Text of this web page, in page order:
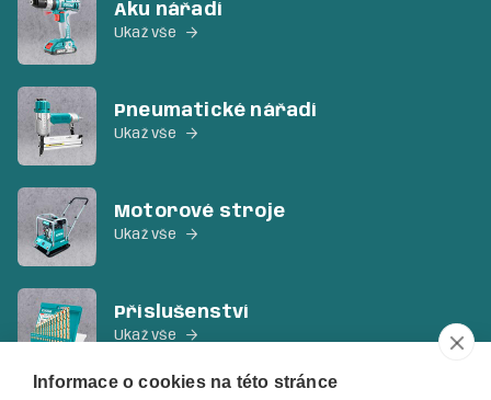
Aku nářadí
Ukaž vše 
Pneumatické nářadí
Ukaž vše 
Motorové stroje
Ukaž vše 
Příslušenství
Ukaž vše 
Informace o cookies na této stránce